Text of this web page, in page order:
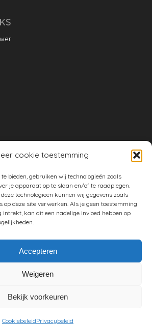
cookie toestemming
bieden, gebruiken wij technologieën zoals
je apparaat op te slaan en/of te raadplegen.
technologieën kunnen wij gegevens zoals
op deze site verwerken. Als je geen toestemming
intrekt, kan dit een nadelige invloed hebben op
Accepteren
Weigeren
Bekijk voorkeuren
CookiebeleidPrivacybeleid
Google+